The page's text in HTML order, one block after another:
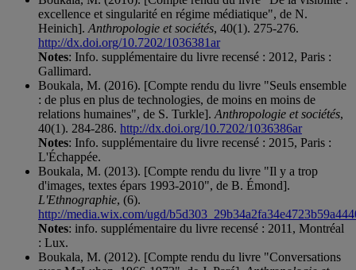
excellence et singularité en régime médiatique", de N.
Heinich]. Anthropologie et sociétés, 40(1). 275-276.
http://dx.doi.org/10.7202/1036381ar
Notes: Info. supplémentaire du livre recensé : 2012, Paris :
Gallimard.
Boukala, M. (2016). [Compte rendu du livre "Seuls ensemble
: de plus en plus de technologies, de moins en moins de
relations humaines", de S. Turkle]. Anthropologie et sociétés,
40(1). 284-286. http://dx.doi.org/10.7202/1036386ar
Notes: Info. supplémentaire du livre recensé : 2015, Paris :
L'Échappée.
Boukala, M. (2013). [Compte rendu du livre "Il y a trop
d'images, textes épars 1993-2010", de B. Émond].
L'Ethnographie, (6).
http://media.wix.com/ugd/
Notes: info. supplémentaire du livre recensé : 2011, Montréal
: Lux.
Boukala, M. (2012). [Compte rendu du livre "Conversations